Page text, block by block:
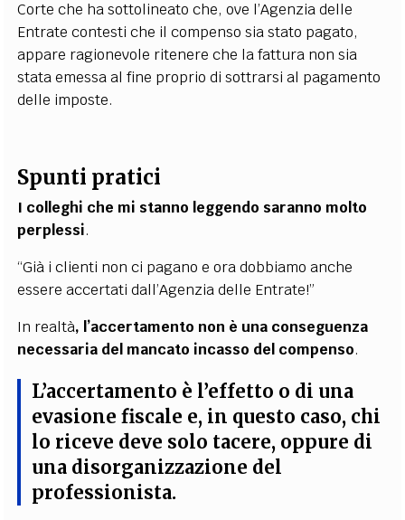
Corte che ha sottolineato che, ove l’Agenzia delle
Entrate contesti che il compenso sia stato pagato,
appare ragionevole ritenere che la fattura non sia
stata emessa al fine proprio di sottrarsi al pagamento
delle imposte.
Spunti pratici
I colleghi che mi stanno leggendo saranno molto
perplessi.
“Già i clienti non ci pagano e ora dobbiamo anche
essere accertati dall’Agenzia delle Entrate!”
In realtà, l’accertamento non è una conseguenza
necessaria del mancato incasso del compenso.
L’accertamento è l’effetto o di una
evasione fiscale e, in questo caso, chi
lo riceve deve solo tacere, oppure di
una disorganizzazione del
professionista.